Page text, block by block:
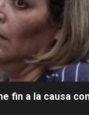
fin a la causa